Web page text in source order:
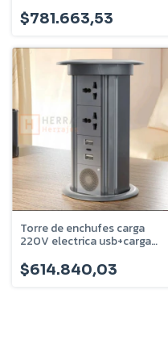
U-731-09
$781.663,53
Torre de enchufes carga
220V electrica usb+carga
titanio
$614.840,03